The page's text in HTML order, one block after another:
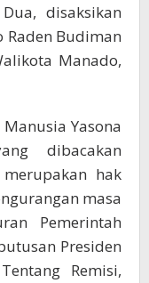
disaksikan
Raden Budiman
Manado,
Yasona
dibacakan
hak
masa
Pemerintah
Presiden
Remisi,